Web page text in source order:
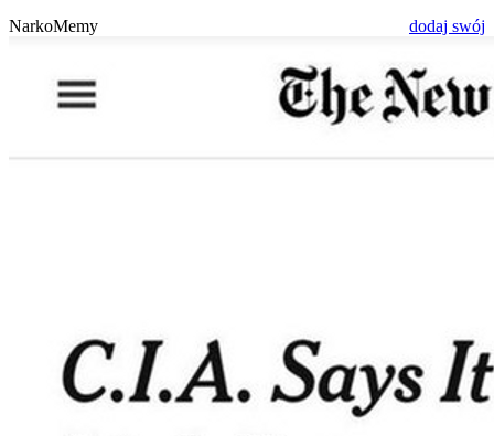
NarkoMemy
dodaj swój